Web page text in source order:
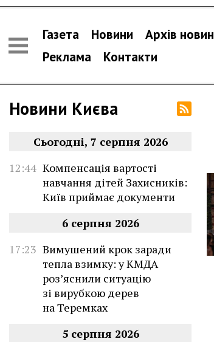
Газета Новини
Архів новин
Реклама
Контакти
Новини Києва
Сьогодні, 7 серпня 2026
12:44 Компенсація вартості
навчання дітей Захисників:
Київ приймає документи
6 серпня 2026
17:23 Вимушений крок заради
тепла взимку: у КМДА
роз’яснили ситуацію
зі вирубкою дерев
на Теремках
5 серпня 2026